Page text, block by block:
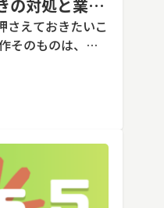
の対処と業務
さえておきたいこ
そのものは、ど
クリックで完了